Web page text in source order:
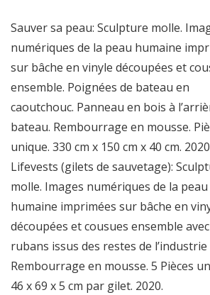
Sauver sa peau: Sculpture molle.
numériques de la peau humaine
sur bâche en vinyle découpées et
ensemble. Poignées de bateau en
caoutchouc. Panneau en bois à
bateau. Rembourrage en mousse.
unique. 330 cm x 150 cm x 40 cm. 2020
Lifevests (gilets de sauvetage):
molle. Images numériques de la peau
humaine imprimées sur bâche en
découpées et cousues ensemble avec
rubans issus des restes de
Rembourrage en mousse. 5 Pièces
46 x 69 x 5 cm par gilet. 2020.